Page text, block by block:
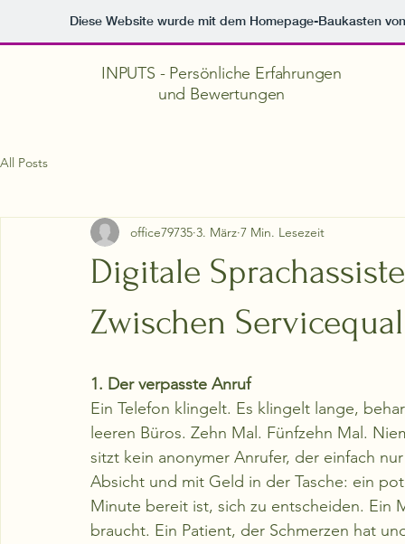
Diese Website wurde mit dem Homepage-Baukasten
INPUTS - Persönliche Erfahrungen
und Bewertungen
All Posts
Digitale
Zwischen
office79735 3. März 7 Min. Lesezeit
1. Der verpasste Anruf
Ein Telefon klingelt. Es klingelt lange,
leeren Büros. Zehn Mal. Fünfzehn Mal.
sitzt kein anonymer Anrufer, der einfach
Absicht und mit Geld in der Tasche: ein
Minute bereit ist, sich zu entscheiden.
braucht. Ein Patient, der Schmerzen hat